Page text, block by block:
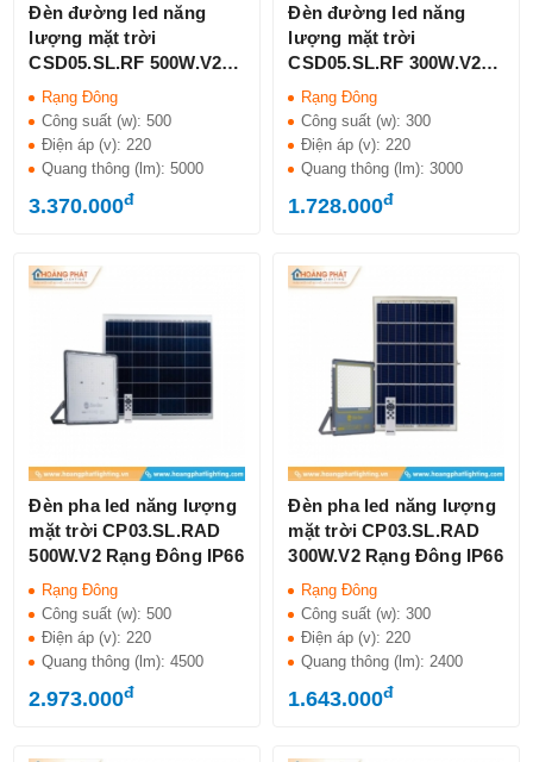
Đèn đường led năng
lượng mặt trời
CSD05.SL.RF 500W.V2
Rạng Đông IP66
Rạng Đông
Công suất (w):500
Điện áp (v): 220
Quang thông (lm):5000
3.370.000đ
Đèn đường led năng
lượng mặt trời
CSD05.SL.RF 300W.V2
Rạng Đông IP66
Rạng Đông
Công suất (w):300
Điện áp (v): 220
Quang thông (lm):3000
1.728.000đ
Đèn pha led năng lượng
mặt trời CP03.SL.RAD
500W.V2 Rạng Đông IP66
Rạng Đông
Công suất (w):500
Điện áp (v):220
Quang thông (lm):4500
2.973.000đ
Đèn pha led năng lượng
mặt trời CP03.SL.RAD
300W.V2 Rạng Đông IP66
Rạng Đông
Công suất (w):300
Điện áp (v):220
Quang thông (lm):2400
1.643.000đ